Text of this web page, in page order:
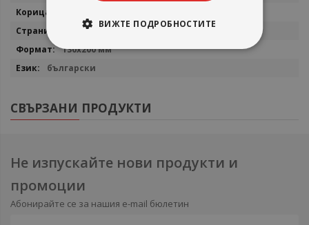
400
130x200 мм
български
СВЪРЗАНИ ПРОДУКТИ
Не изпускайте нови продукти и
промоции
Абонирайте се за нашия e-mail бюлетин
ВИЖТЕ ПОДРОБНОСТИТЕ